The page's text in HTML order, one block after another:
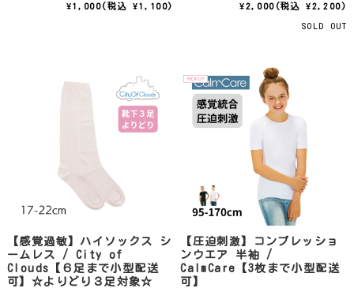
¥1,000(税込 ¥1,100) ¥2,000 (税込 ¥2,200)
SOLD OUT
【感覚過敏】ハイソックス シ
ームレス / City of
Clouds【６足まで小型配送
可】☆よりどり３足対象☆
【圧迫刺激】コンプレッショ
ンウエア 半袖 /
CalmCare【3枚まで小型配送
可】